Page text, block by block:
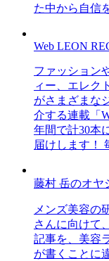
た中から自信
Web LEON
ファッション
ィー、エレク
がさまざまな
介する連載「
年間で計30本
届けします！
藤村 岳のオヤ
メンズ美容の
さんに向けて
記事を、美容
が書くことに